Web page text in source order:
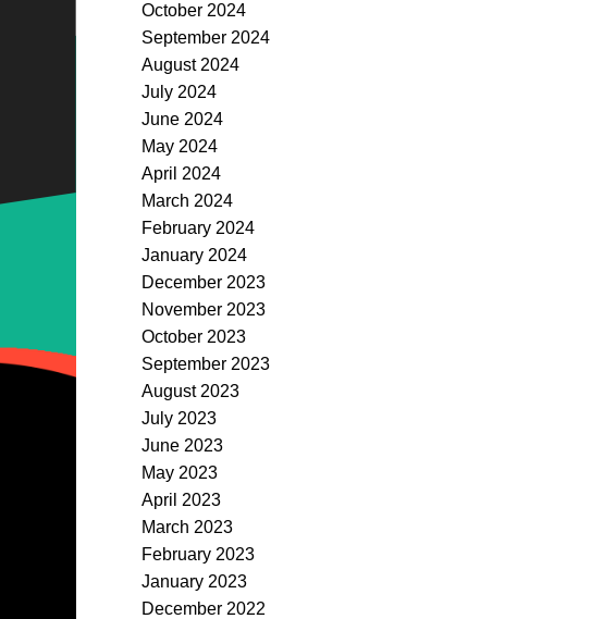
October 2024
September 2024
August 2024
July 2024
June 2024
May 2024
April 2024
March 2024
February 2024
January 2024
December 2023
November 2023
October 2023
September 2023
August 2023
July 2023
June 2023
May 2023
April 2023
March 2023
February 2023
January 2023
December 2022